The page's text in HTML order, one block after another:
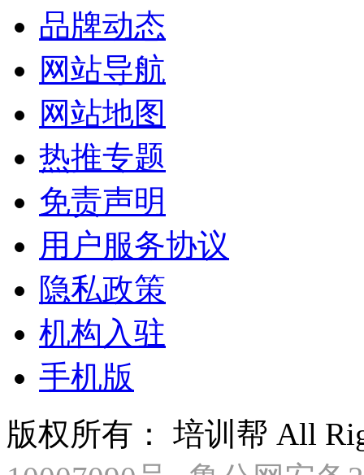
品牌动态
网站导航
网站地图
热推专题
免责声明
用户服务协议
隐私政策
机构入驻
手机版
版权所有： 培训帮 All